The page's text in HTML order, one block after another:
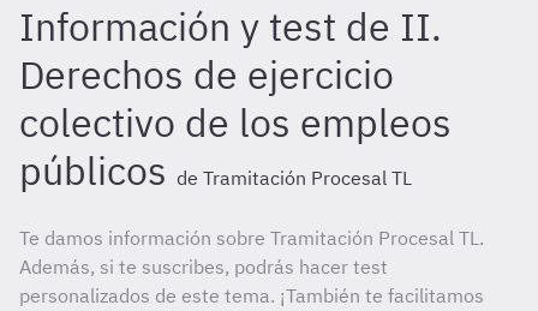
Información y test de II.
Derechos de ejercicio
colectivo de los empleos
públicos de Tramitación Procesal TL
Te damos información sobre Tramitación Procesal TL.
Además, si te suscribes, podrás hacer test
personalizados de este tema. ¡También te facilitamos